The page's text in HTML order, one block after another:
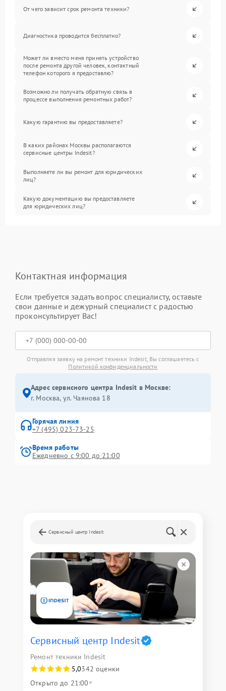
От чего зависит срок ремонта техники?
Диагностика проводится бесплатно?
Может ли вместо меня принять устройство
после ремонта другой человек, контактный
телефон которого я предоставлю?
Возможно ли получать обратную связь в
процессе выполнения ремонтных работ?
Какую гарантию вы предоставляете?
В каких районах Москвы располагаются
сервисные центры Indesit?
Выполняете ли вы ремонт для юридических
лиц?
Какую документацию вы предоставляете
для юридических лиц?
Контактная информация
Если требуется задать вопрос специалисту, оставьте
свои данные и дежурный специалист с радостью
проконсультирует Вас!
Отправляя заявку на ремонт техники Indesit, Вы соглашаетесь с
Политикой конфиденциальности
Адрес сервисного центра Indesit в Москве:
г. Москва, ул. Чаянова 18
Горячая линия
+7 (495) 023-73-25
Время работы
Ежедневно с 9:00 до 21:00
Сервисный центр Indesit
Сервисный центр Indesit
Ремонт техники Indesit
5,0342 оценки
Открыто до 21:00